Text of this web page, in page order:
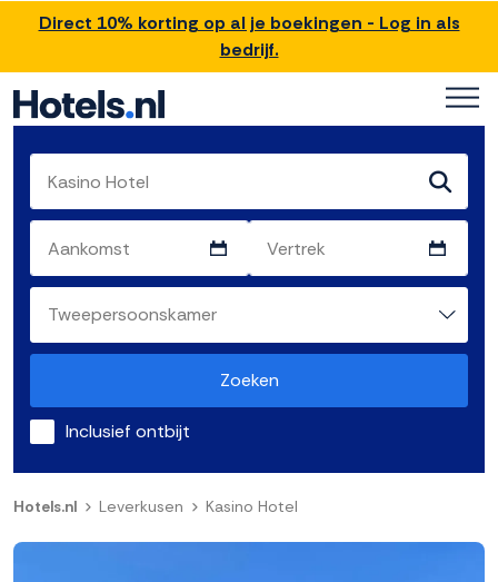
Direct 10% korting op al je boekingen - Log in als
bedrijf.
Zoeken
Inclusief ontbijt
Hotels.nl Leverkusen Kasino Hotel